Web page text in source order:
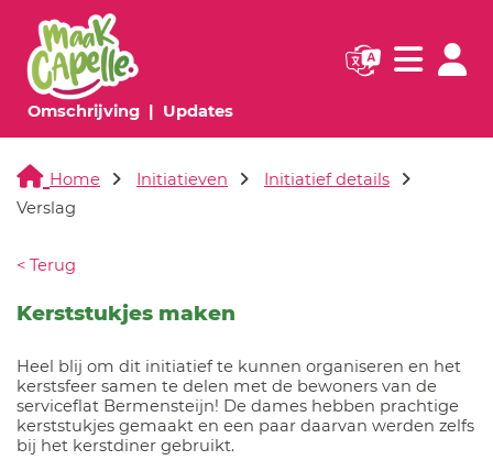
Omschrijving(huidige pagina)
Updates(huidige pagina)
Navigatie
Home Initiatieven
Initiatief details
Verslag
< Terug
Kerststukjes maken
Heel blij om dit initiatief te kunnen organiseren en het
kerstsfeer samen te delen met de bewoners van de
serviceflat Bermensteijn! De dames hebben prachtige
kerststukjes gemaakt en een paar daarvan werden zelfs
bij het kerstdiner gebruikt.